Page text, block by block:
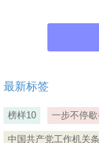
最新标签
榜样10 一步不停
中国共产党工作机关